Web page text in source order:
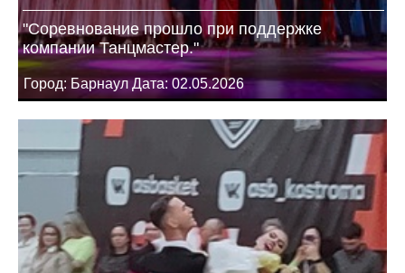
"Соревнование прошло при поддержке
компании Танцмастер."
Город: Барнаул Дата: 02.05.2026